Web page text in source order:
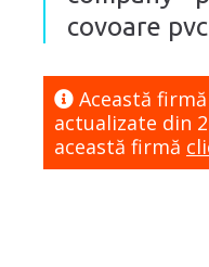
covoare pvc
Această
actualizate din
această firmă